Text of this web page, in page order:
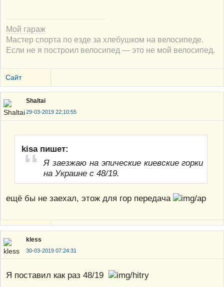
Мой гараж
Мастер спорта по езде за хлебушком на велосипеде.
Если не я построил велосипед — это не мой велосипед.
Сайт
Shaltai
29-03-2019 22:10:55
kisa пишет:
Я заезжаю на эпические киевские горки
на Украине с 48/19.
ещё бы не заехал, этож для гор передача
kless
30-03-2019 07:24:31
Я поставил как раз 48/19